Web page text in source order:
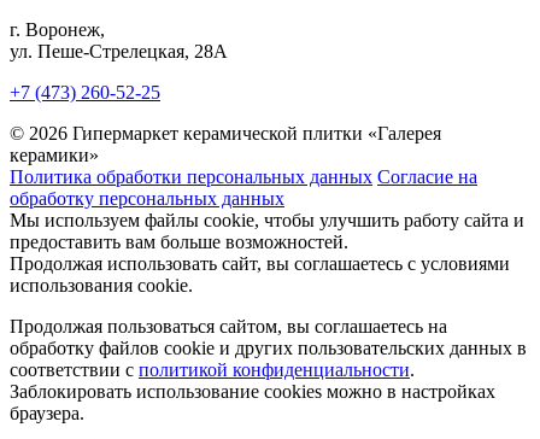
г. Воронеж,
ул. Пеше-Cтрелецкая, 28А
+7 (473) 260-52-25
© 2026 Гипермаркет керамической плитки «Галерея
керамики»
Политика обработки персональных данных Согласие на
обработку персональных данных
Мы используем файлы cookie, чтобы улучшить работу сайта и
предоставить вам больше возможностей.
Продолжая использовать сайт, вы соглашаетесь с условиями
использования cookie.
Продолжая пользоваться сайтом, вы соглашаетесь на
обработку файлов cookie и других пользовательских данных в
соответствии с политикой конфиденциальности.
Заблокировать использование cookies можно в настройках
браузера.